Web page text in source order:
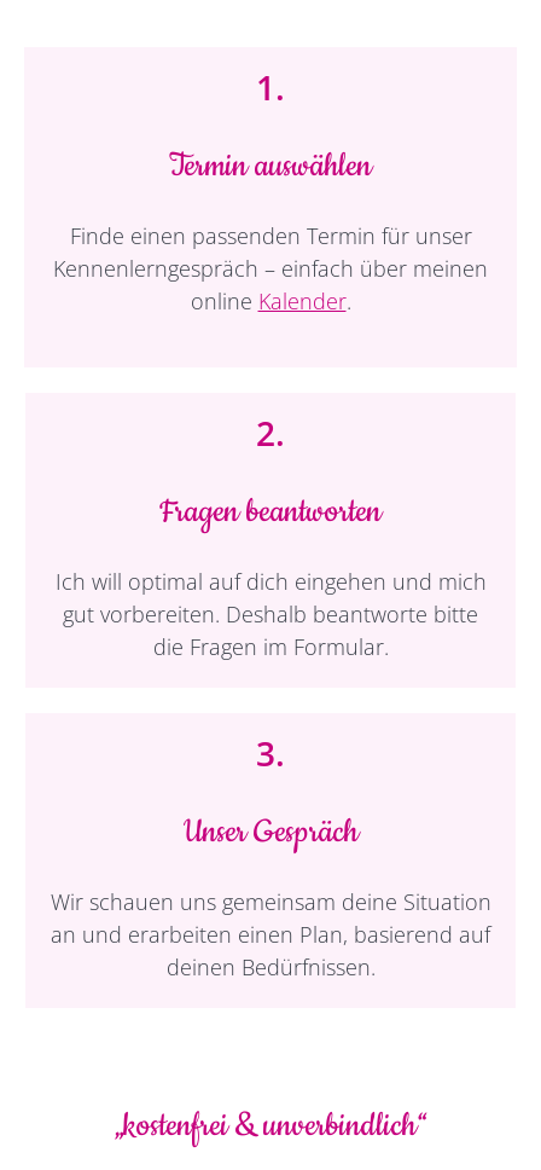
1.
Termin auswählen
Finde einen passenden Termin für unser
Kennenlerngespräch – einfach über meinen
online Kalender.
2.
Fragen beantworten
Ich will optimal auf dich eingehen und mich
gut vorbereiten. Deshalb beantworte bitte
die Fragen im Formular.
3.
Unser Gespräch
Wir schauen uns gemeinsam deine Situation
an und erarbeiten einen Plan, basierend auf
deinen Bedürfnissen.
„kostenfrei & unverbindlich“